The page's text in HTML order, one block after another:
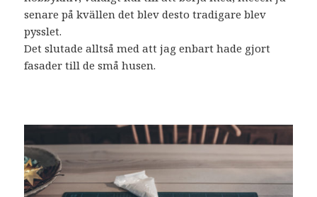
senare på kvällen det blev desto tradigare blev
pysslet.
Det slutade alltså med att jag enbart hade gjort
fasader till de små husen.